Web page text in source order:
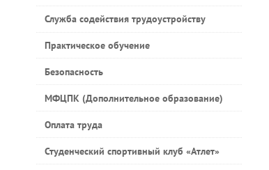
Служба содействия трудоустройству
Практическое обучение
Безопасность
МФЦПК (Дополнительное образование)
Оплата труда
Студенческий спортивный клуб «Атлет»